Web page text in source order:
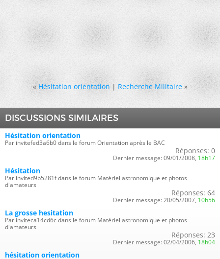
« Hésitation orientation|Recherche Militaire »
DISCUSSIONS SIMILAIRES
Hésitation orientation
Par invitefed3a6b0 dans le forum Orientation après le BAC
Réponses: 0
Dernier message: 09/01/2008, 18h17
Hésitation
Par invited9b5281f dans le forum Matériel astronomique et photos
d'amateurs
Réponses: 64
Dernier message: 20/05/2007, 10h56
La grosse hesitation
Par inviteca14cd6c dans le forum Matériel astronomique et photos
d'amateurs
Réponses: 23
Dernier message: 02/04/2006, 18h04
hésitation orientation